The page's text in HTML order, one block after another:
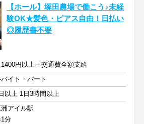
【ホール】塚田農場で働こう♪未経
験OK★髪色・ピアス自由！日払い
◎履歴書不要
円以上＋交通費全額支給
イト・パート
以上 1日3時間以上
アイル駅
分